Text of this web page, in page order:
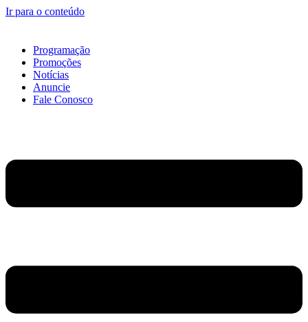
Ir para o conteúdo
Programação
Promoções
Notícias
Anuncie
Fale Conosco